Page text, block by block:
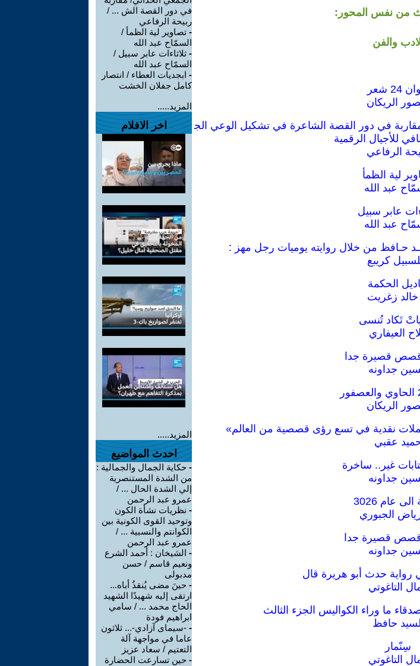
من نفس المحور:
والفن
24 شعر
الريكان
في دور القصة الشاعرة في تشكيل الوعي الج
للأجيال الرقمية
الرفاعي
لية الظمأ
عبد الله
عابر سبيل
عبد الله
حـافظ من خلال روايته يوميات رجل مهز :
كريبع
الحكمة
خالد زغريت
تَكاد تُنسى
العيفاري
قصيرة جدا
جداونه
الريكان
نقدية في تسع رؤى قصصية من العالم»
عقبي
كتابات غير.. ساخرة
جداونه
عام 3026
رياض الجبوري
قصص قصيرة جدا
جداونه
رواية حدث أبو هريرة قال
التاغوتي
ما وراء الكواليس الجزء الثالث
السيد حافظ
سِنّمار
التاغوتي
في دور القصة الش ... /
ربيحة الرفاعي
- تصاوير لية الظمأ /
السمّاح عبد الله
- ثلاثاءات عابر سبيل /
السمّاح عبد الله
- ابجديات العطاء / انتصار
كامل جفلان الخشت
المزيد.....
اخر الافلام
المزيد.....
احدث المواضيع
- حكاية الجمال والجمالية :
من الشدة المستنصرية
إلي الشدة الحال ... /
عمرو عبد الرحمن
- نظريات نشأة الكون
وتوحيد القوى الكونية بين
الكوانتم والنسبية ... /
عمرو عبد الرحمن
- الشيخان : أحمد الشرع
ونعيم قاسم / حسن
مدبولى
- حينَ مضى يُنقذُ أباه...
ارتقى إليه شهيدًا الشهيد
الحاج محمد ... / سامي
ابراهيم فودة
- -سيمای آزادي-... ثلاثون
عاما في مواجهة آلة
التعتيم / سعاد عزيز
- حين تسارعت الحضارة